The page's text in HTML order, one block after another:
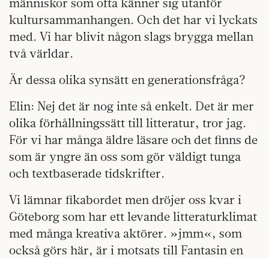
kultursammanhangen. Och det har vi lyckats
med. Vi har blivit någon slags brygga mellan
två världar.
Är dessa olika synsätt en generationsfråga?
Elin: Nej det är nog inte så enkelt. Det är mer
olika förhållningssätt till litteratur, tror jag.
För vi har många äldre läsare och det finns de
som är yngre än oss som gör väldigt tunga
och textbaserade tidskrifter.
Vi lämnar fikabordet men dröjer oss kvar i
Göteborg som har ett levande litteraturklimat
med många kreativa aktörer. »jmm«, som
också görs här, är i motsats till Fantasin en